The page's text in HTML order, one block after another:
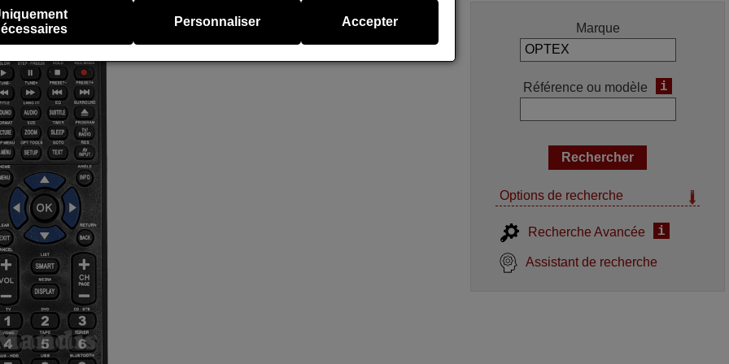
Marque
Référence ou modèle i
Options de recherche
Recherche Avancée i
Assistant de recherche
Personnaliser Accepter